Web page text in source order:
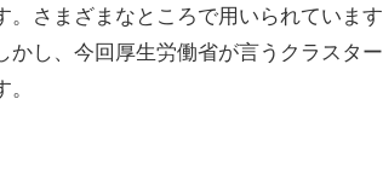
。さまざまなところで用いられています
し、今回厚生労働省が言うクラスター